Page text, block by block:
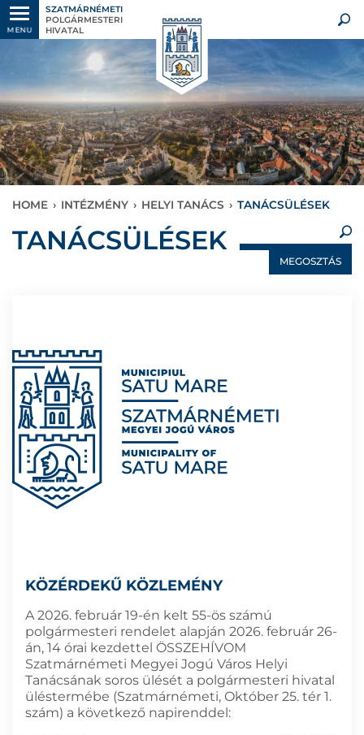
MENU
SZATMÁRNÉMETI
POLGÁRMESTERI
HIVATAL
HOME › INTÉZMÉNY › HELYI TANÁCS › TANÁCSÜLÉSEK
×
TANÁCSÜLÉSEK
MEGOSZTÁS
KÖZÉRDEKŰ KÖZLEMÉNY
A 2026. február 19-én kelt 55-ös számú
polgármesteri rendelet alapján 2026. február 26-
án, 14 órai kezdettel ÖSSZEHÍVOM
Szatmárnémeti Megyei Jogú Város Helyi
Tanácsának soros ülését a polgármesteri hivatal
üléstermébe (Szatmárnémeti, Október 25. tér 1.
szám) a következő napirenddel: